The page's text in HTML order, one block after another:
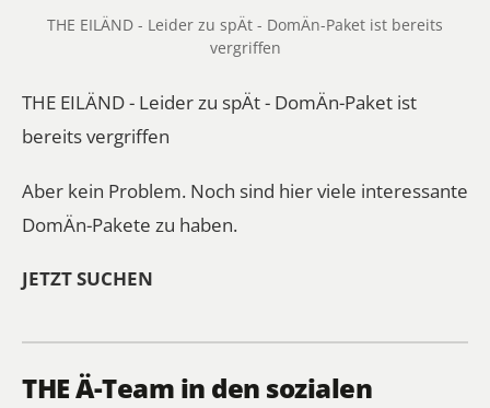
THE EILÄND - Leider zu spÄt - DomÄn-Paket ist bereits
vergriffen
THE EILÄND - Leider zu spÄt - DomÄn-Paket ist
bereits vergriffen
Aber kein Problem. Noch sind hier viele interessante
DomÄn-Pakete zu haben.
JETZT SUCHEN
THE Ä-Team in den sozialen